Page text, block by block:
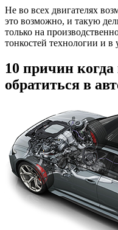
Не во всех двигателях
это возможно, и такую
только на
тонкостей технологии и в
10 причин когда
обратиться в